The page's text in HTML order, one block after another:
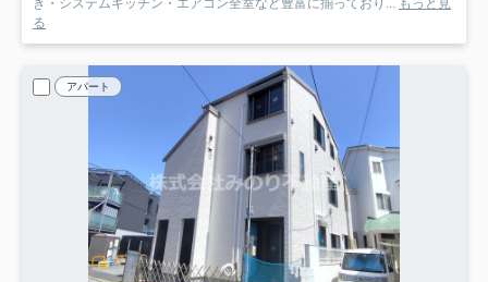
き・システムキッチン・エアコン全室など豊富に揃っており... もっと見
る
アパート